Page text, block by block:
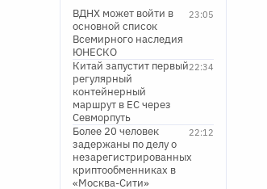
23:05
ВДНХ может войти в
основной список
Всемирного наследия
ЮНЕСКО
22:34
Китай запустит первый
регулярный
контейнерный
маршрут в ЕС через
Севморпуть
22:12
Более 20 человек
задержаны по делу о
незарегистрированных
криптообменниках в
«Москва-Сити»